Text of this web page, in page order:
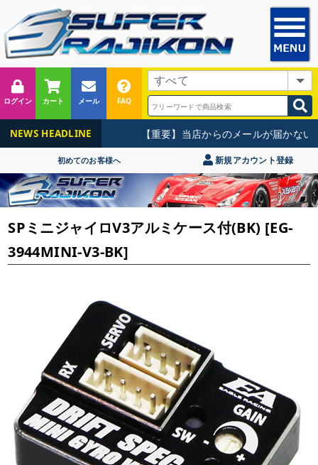
ログイン カート メール FAQ
NEWS HEADLINE 【重要】当店からのメールが届かない
初めてのお客様へ 新規アカウント登録
SPミニジャイロV3アルミケース付(BK) [EG-
3944MINI-V3-BK]